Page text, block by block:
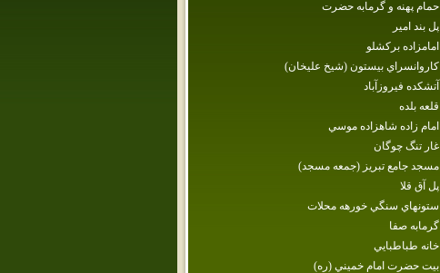
حمام‌ پهنه‌ و گرمابه‌ حضرت‌
پل بند امير
امامزاده بركشلو
كاروانسراي‌ بيستون‌ (شيخ‌ عليخان‌)
آتشكده فيروزآباد
قلعه‌ بلده‌
امام‌ زاده‌ شاهزاده‌ موسي‌
غار تنگ چوگان
مسجد جامع تبريز (جمعه مسجد)
پل آق قلا
ستونهاي سنگي خورهه محلات
گرمابه‌ صفا
خانه طباطبايي
بيت‌ حضرت‌ امام‌ خميني‌ (ره‌)